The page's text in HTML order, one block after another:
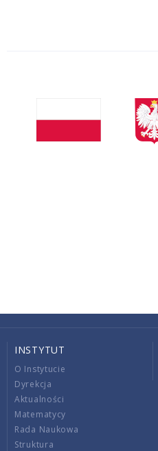
INSTYTUT
O Instytucie
Dyrekcja
Aktualności
Matematycy
Rada Naukowa
Struktura